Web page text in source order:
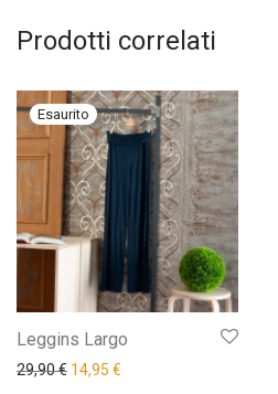
Prodotti correlati
Leggins Largo
29,90€ Il prezzo originale era: 29,90 €.
14,95 €